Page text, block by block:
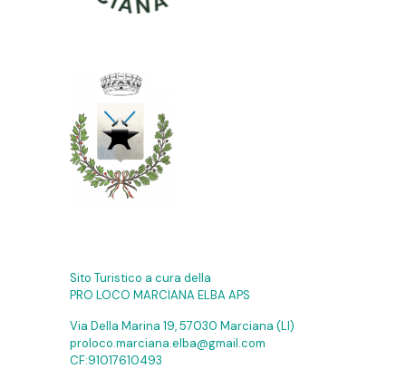
Sito Turistico a cura della
PRO LOCO MARCIANA ELBA APS
Via Della Marina 19, 57030 Marciana (LI)
proloco.marciana.elba@gmail.com
CF:91017610493